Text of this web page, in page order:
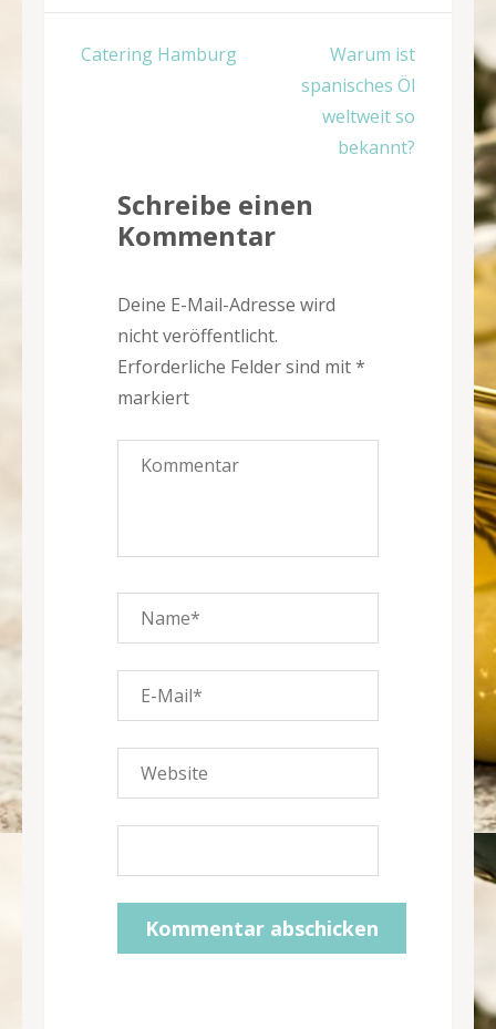
Beitragsnavigation
Catering Hamburg
Warum ist
spanisches Öl
weltweit so
bekannt?
Schreibe einen
Kommentar
Deine E-Mail-Adresse wird
nicht veröffentlicht.
Erforderliche Felder sind mit*
markiert